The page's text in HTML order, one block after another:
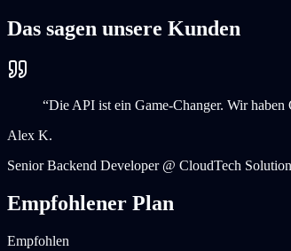
Das sagen unsere Kunden
“Die API ist ein Game-Changer. Wir
Alex K.
Senior Backend Developer@ CloudTech
Empfohlener Plan
Empfohlen